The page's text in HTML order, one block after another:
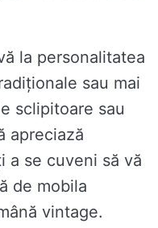
la personalitatea
sau mai
sclipitoare sau
apreciază
a se cuveni să vă
de mobila
vintage.